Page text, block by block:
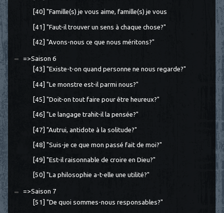
[40] "Famille(s) je vous aime, famille(s) je vous
[41] "Faut-il trouver un sens à chaque chose?"
[42] "Avons-nous ce que nous méritons?"
=>Saison 6
[43] "Existe-t-on quand personne ne nous regarde?"
[44] "Le monstre est-il parmi nous?"
[45] "Doit-on tout faire pour être heureux?"
[46] "Le langage trahit-il la pensée?"
[47] "Autrui, antidote à la solitude?"
[48] "Suis-je ce que mon passé fait de moi?"
[49] "Est-il raisonnable de croire en Dieu?"
[50] "La philosophie a-t-elle une utilité?"
=>Saison 7
[51] "De quoi sommes-nous responsables?"